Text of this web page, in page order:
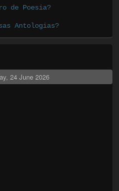
de Poesia?
Antologias?
24 June 2026